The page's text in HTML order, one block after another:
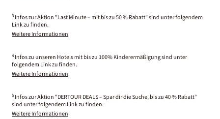
3 Infos zur Aktion "Last Minute – mit bis zu 50 % Rabatt" sind unter folgendem
Link zu finden.
Weitere Informationen
4 Infos zu unseren Hotels mit bis zu 100% Kinderermäßigung sind unter
folgendem Link zu finden.
Weitere Informationen
5 Infos zur Aktion "DERTOUR DEALS – Spar dir die Suche, bis zu 40 % Rabatt"
sind unter folgendem Link zu finden.
Weitere Informationen